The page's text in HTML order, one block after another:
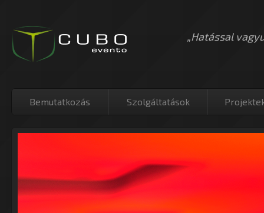
„Hatással
Bemutatkozás Szolgáltatások